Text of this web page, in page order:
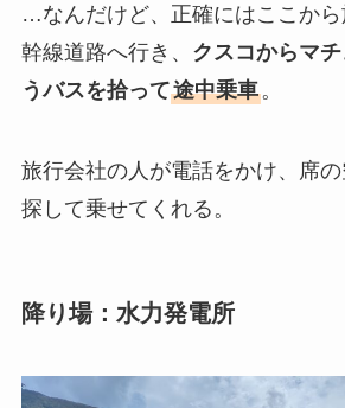
…なんだけど、正確にはここか
幹線道路へ行き、 クスコからマ
うバスを拾って途中乗車。
旅行会社の人が電話をかけ、席
探して乗せてくれる。
降り場：水力発電所